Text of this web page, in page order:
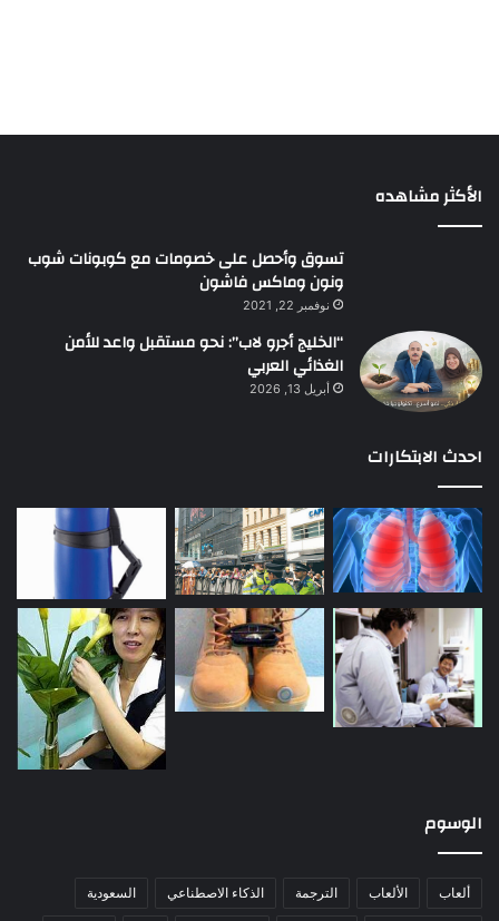
الأكثر مشاهده
تسوق وأحصل على خصومات مع كوبونات شوب
ونون وماكس فاشون
نوفمبر 22, 2021
“الخليج أجرو لاب”: نحو مستقبل واعد للأمن
الغذائي العربي
أبريل 13, 2026
احدث الابتكارات
الوسوم
ألعاب الألعاب الترجمة الذكاء الاصطناعي السعودية